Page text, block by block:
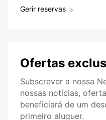
Gerir reservas
Ofertas
Subscrever a nossa
nossas notícias,
beneficiará de um
primeiro aluguer.